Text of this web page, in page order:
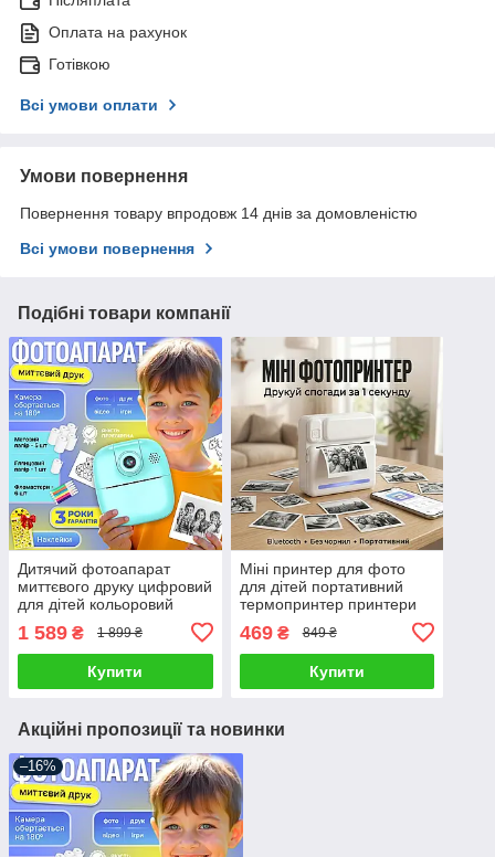
Оплата на рахунок
Готівкою
Всі умови оплати
Умови повернення
Повернення товару впродовж 14 днів за домовленістю
Всі умови повернення
Подібні товари компанії
Дитячий фотоапарат
миттєвого друку цифровий
для дітей кольоровий
термодрук 17в1
1 589 ₴ 1 899 ₴
Купити
Міні принтер для фото
для дітей портативний
термопринтер принтери
безпроводний
фотопринтер
термопринтери
469₴ 849 ₴
Купити
Акційні пропозиції та новинки
–16%